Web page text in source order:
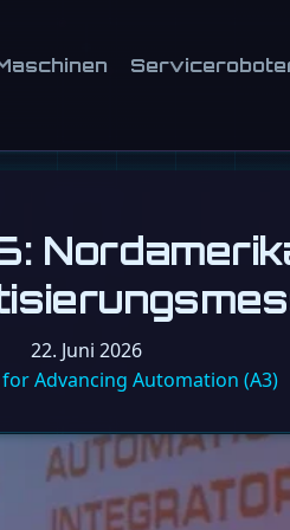
22. Juni 2026
Advancing Automation (A3)